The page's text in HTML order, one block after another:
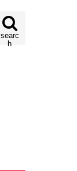
searc
h